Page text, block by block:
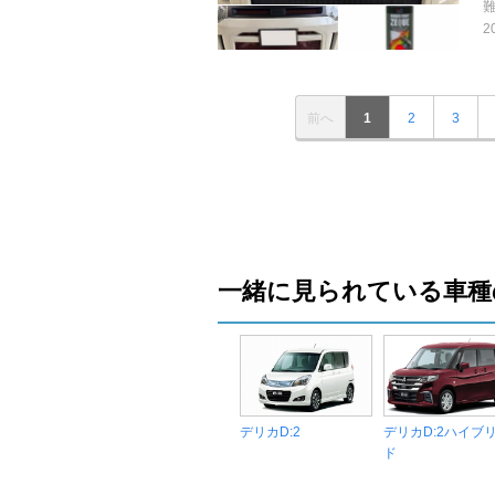
前へ 1 2 3
一緒に見られている車
デリカD:2
デリカD:2ハイブ
ド